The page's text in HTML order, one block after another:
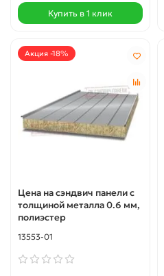
Купить в 1 клик
Акция -18%
Цена на сэндвич панели с
толщиной металла 0.6 мм,
полиэстер
13553-01